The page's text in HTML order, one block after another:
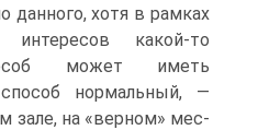
данного, хотя в рамках
интересов какой-то
может иметь
нормальный, —
зале, на «верном» мес-